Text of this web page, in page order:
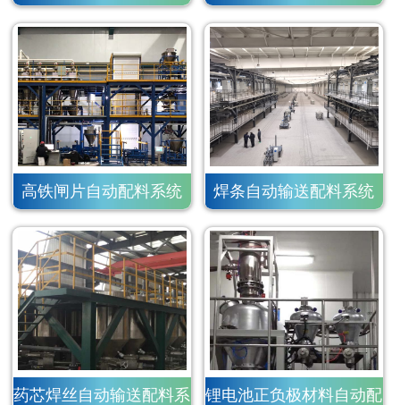
泵）
高铁闸片自动配料系统 焊条自动输送配料系统
药芯焊丝自动输送配料系
锂电池正负极材料自动配